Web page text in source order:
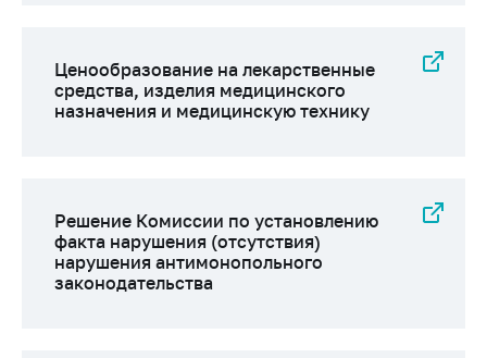
Ценообразование на лекарственные
средства, изделия медицинского
назначения и медицинскую технику
Решение Комиссии по установлению
факта нарушения (отсутствия)
нарушения антимонопольного
законодательства